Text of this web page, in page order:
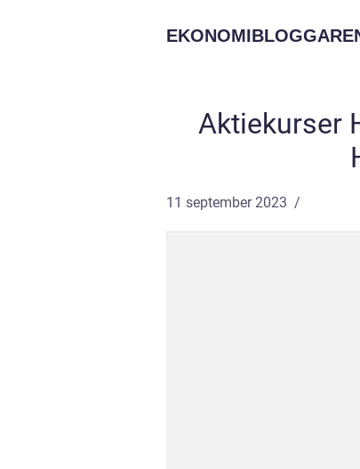
Aktiekurser
11 september 2023